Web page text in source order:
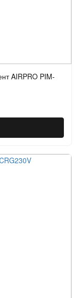
AIRPRO PIM-